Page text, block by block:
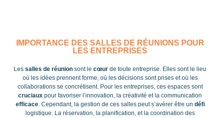
IMPORTANCE DES SALLES DE RÉUNIONS POUR
LES ENTREPRISES
Les salles de réunion sont le cœur de toute entreprise. Elles sont le lieu
où les idées prennent forme, où les décisions sont prises et où les
collaborations se concrétisent. Pour les entreprises, ces espaces sont
cruciaux pour favoriser l’innovation, la créativité et la communication
efficace. Cependant, la gestion de ces salles peut s’avérer être un défi
logistique. La réservation, la planification, et la coordination des